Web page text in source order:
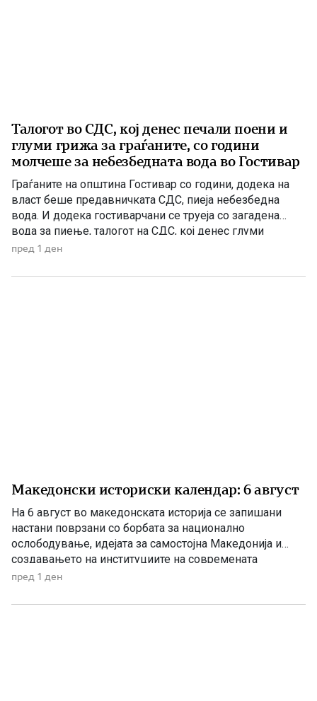
Талогот во СДС, кој денес печали поени и
глуми грижа за граѓаните, со години
молчеше за небезбедната вода во Гостивар
Граѓаните на општина Гостивар со години, додека на
власт беше предавничката СДС, пиеја небезбедна
вода. И додека гостиварчани се труеја со загадена
вода за пиење, талогот на СДС, кој денес глуми
загриженост, само за да ќари некој беден политички
анализи, во повеќе наврати во гостиварскиот
пред 1 ден
Македонски историски календар: 6 август
На 6 август во македонската историја се запишани
настани поврзани со борбата за национално
ослободување, идејата за самостојна Македонија и
создавањето на институциите на современата
македонска држава. 1875 – Роден е Григорие Хаџи
Григорие Хаџи Ташковиќ – македонски револуционер,
пред 1 ден